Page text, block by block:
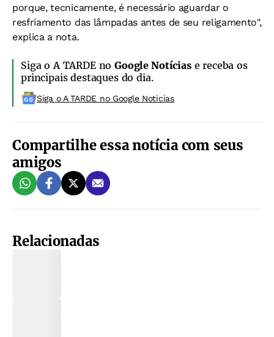
porque, tecnicamente, é necessário aguardar o
resfriamento das lâmpadas antes de seu religamento",
explica a nota.
Siga o A TARDE noGoogle Notíciase receba os
principais destaques do dia.
Siga o A TARDE no Google Noticias
Compartilhe essa notícia com seus
amigos
Relacionadas